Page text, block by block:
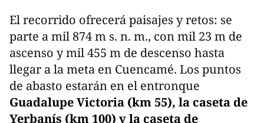
El recorrido ofrecerá paisajes y retos: se
parte a mil 874 m s. n. m., con mil 23 m de
ascenso y mil 455 m de descenso hasta
llegar a la meta en Cuencamé. Los puntos
de abasto estarán en el entronque
Guadalupe Victoria (km 55), la caseta de
Yerbanís (km 100) y la caseta de